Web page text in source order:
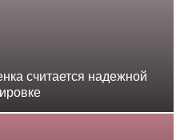
считается надежной